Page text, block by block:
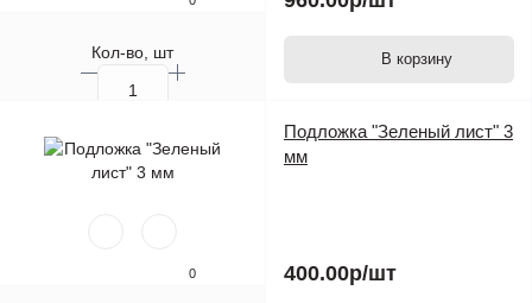
Кол-во, шт В корзину
0
Подложка "Зеленый лист" 3
мм
400.00р/шт